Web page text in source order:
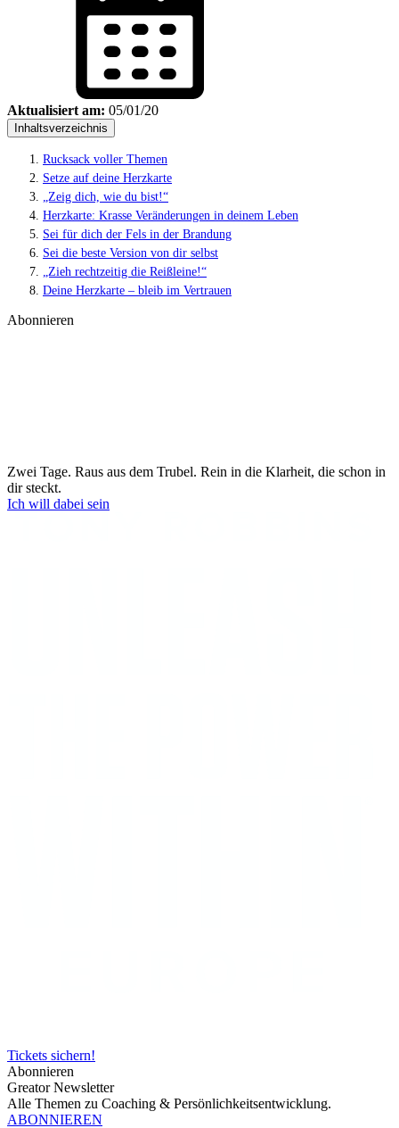
Aktualisiert am: 05/01/20
Inhaltsverzeichnis
Rucksack voller Themen
Setze auf deine Herzkarte
„Zeig dich, wie du bist!“
Herzkarte: Krasse Veränderungen in deinem Leben
Sei für dich der Fels in der Brandung
Sei die beste Version von dir selbst
„Zieh rechtzeitig die Reißleine!“
Deine Herzkarte – bleib im Vertrauen
Abonnieren
Zwei Tage. Raus aus dem Trubel. Rein in die Klarheit, die schon in
dir steckt.
Ich will dabei sein
Tickets sichern!
Abonnieren
Greator Newsletter
Alle Themen zu Coaching & Persönlichkeitsentwicklung.
ABONNIEREN